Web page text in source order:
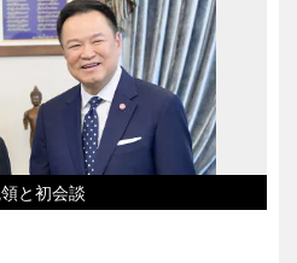
と初会談